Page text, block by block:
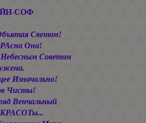
СОФ
Светом!
Она!
Советом
Изначально!
Чисты!
Венчальный
КРАСОТы...